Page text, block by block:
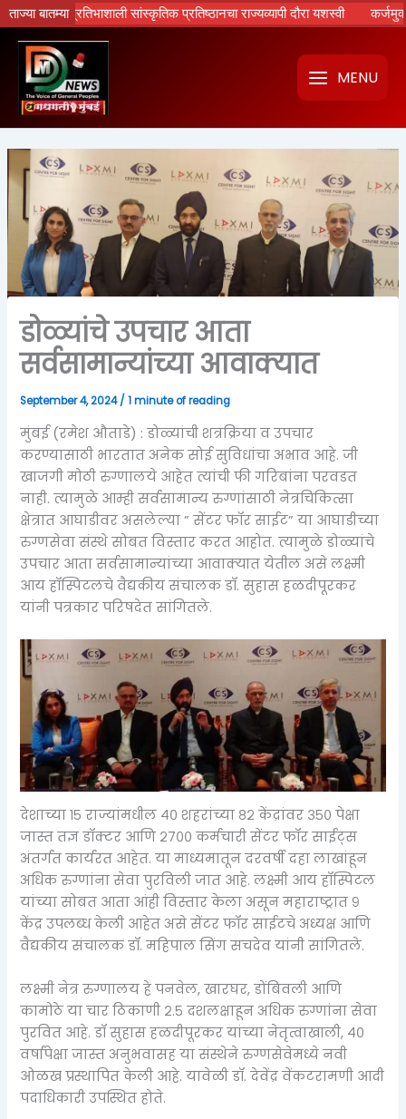
ताज्या बातम्या
शरद प्रतिभाशाली सांस्कृतिक प्रतिष्ठानचा राज्यव्यापी दौरा यशस्वी कर्जमुक्ती
Skip
to
content
MENU
डोळ्यांचे उपचार आता
सर्वसामान्यांच्या आवाक्यात
September 4, 2024/1 minute of reading
मुंबई (रमेश औताडे) : डोळ्यांची शत्रक्रिया व उपचार
करण्यासाठी भारतात अनेक सोई सुविधांचा अभाव आहे. जी
खाजगी मोठी रुग्णालये आहेत त्यांची फी गरिबांना परवडत
नाही. त्यामुळे आम्ही सर्वसामान्य रुग्णांसाठी नेत्रचिकित्सा
क्षेत्रात आघाडीवर असलेल्या ” सेंटर फॉर साईट” या आघाडीच्या
रुग्णसेवा संस्थे सोबत विस्तार करत आहोत. त्यामुळे डोळ्यांचे
उपचार आता सर्वसामान्यांच्या आवाक्यात येतील असे लक्ष्मी
आय हॉस्पिटलचे वैद्यकीय संचालक डॉ. सुहास हळदीपूरकर
यांनी पत्रकार परिषदेत सांगितले.
देशाच्या १५ राज्यांमधील ४० शहरांच्या ८२ केंद्रांवर ३५० पेक्षा
जास्त तज्ञ डॉक्टर आणि २७०० कर्मचारी सेंटर फॉर साईट्स
अंतर्गत कार्यरत आहेत. या माध्यमातून दरवर्षी दहा लाखांहून
अधिक रुग्णांना सेवा पुरविली जात आहे. लक्ष्मी आय हॉस्पिटल
यांच्या सोबत आता आंही विस्तार केला असून महाराष्ट्रात ९
केंद्र उपलब्ध केली आहेत असे सेंटर फॉर साईटचे अध्यक्ष आणि
वैद्यकीय संचालक डॉ. महिपाल सिंग सचदेव यांनी सांगितले.
लक्ष्मी नेत्र रुग्णालय हे पनवेल, खारघर, डोंबिवली आणि
कामोठे या चार ठिकाणी २.५ दशलक्षाहून अधिक रुग्णांना सेवा
पुरवित आहे. डॉ सुहास हळदीपूरकर यांच्या नेतृत्वाखाली, ४०
वर्षांपेक्षा जास्त अनुभवासह या संस्थेने रुग्णसेवेमध्ये नवी
ओळख प्रस्थापित केली आहे. यावेळी डॉ. देवेंद्र वेंकटरामणी आदी
पदाधिकारी उपस्थित होते.